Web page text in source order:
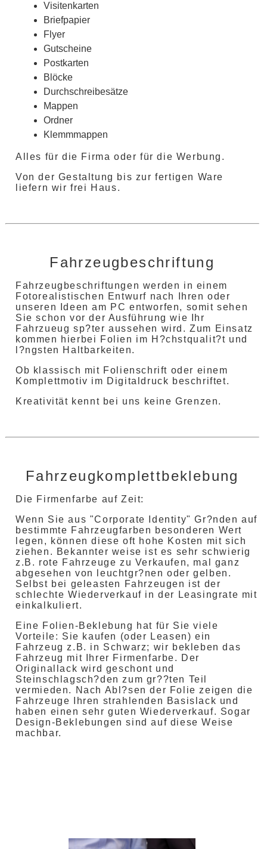
Visitenkarten
Briefpapier
Flyer
Gutscheine
Postkarten
Blöcke
Durchschreibesätze
Mappen
Ordner
Klemmmappen
Alles für die Firma oder für die Werbung.
Von der Gestaltung bis zur fertigen Ware
liefern wir frei Haus.
Fahrzeugbeschriftung
Fahrzeugbeschriftungen werden in einem
Fotorealistischen Entwurf nach Ihren oder
unseren Ideen am PC entworfen, somit sehen
Sie schon vor der Ausführung wie Ihr
Fahrzueug sp?ter aussehen wird. Zum Einsatz
kommen hierbei Folien im H?chstqualit?t und
l?ngsten Haltbarkeiten.
Ob klassisch mit Folienschrift oder einem
Komplettmotiv im Digitaldruck beschriftet.
Kreativität kennt bei uns keine Grenzen.
Fahrzeugkomplettbeklebung
Die Firmenfarbe auf Zeit:
Wenn Sie aus "Corporate Identity" Gr?nden auf
bestimmte Fahrzeugfarben besonderen Wert
legen, können diese oft hohe Kosten mit sich
ziehen. Bekannter weise ist es sehr schwierig
z.B. rote Fahrzeuge zu Verkaufen, mal ganz
abgesehen von leuchtgr?nen oder gelben.
Selbst bei geleasten Fahrzeugen ist der
schlechte Wiederverkauf in der Leasingrate mit
einkalkuliert.
Eine Folien-Beklebung hat für Sie viele
Vorteile: Sie kaufen (oder Leasen) ein
Fahrzeug z.B. in Schwarz; wir bekleben das
Fahrzeug mit Ihrer Firmenfarbe. Der
Originallack wird geschont und
Steinschlagsch?den zum gr??ten Teil
vermieden. Nach Abl?sen der Folie zeigen die
Fahrzeuge Ihren strahlenden Basislack und
haben einen sehr guten Wiederverkauf. Sogar
Design-Beklebungen sind auf diese Weise
machbar.